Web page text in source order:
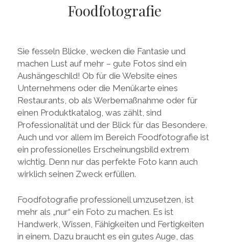
Foodfotografie
Sie fesseln Blicke, wecken die Fantasie und
machen Lust auf mehr – gute Fotos sind ein
Aushängeschild! Ob für die Website eines
Unternehmens oder die Menükarte eines
Restaurants, ob als Werbemaßnahme oder für
einen Produktkatalog, was zählt, sind
Professionalität und der Blick für das Besondere.
Auch und vor allem im Bereich Foodfotografie ist
ein professionelles Erscheinungsbild extrem
wichtig. Denn nur das perfekte Foto kann auch
wirklich seinen Zweck erfüllen.
Foodfotografie professionell umzusetzen, ist
mehr als „nur“ ein Foto zu machen. Es ist
Handwerk, Wissen, Fähigkeiten und Fertigkeiten
in einem. Dazu braucht es ein gutes Auge, das